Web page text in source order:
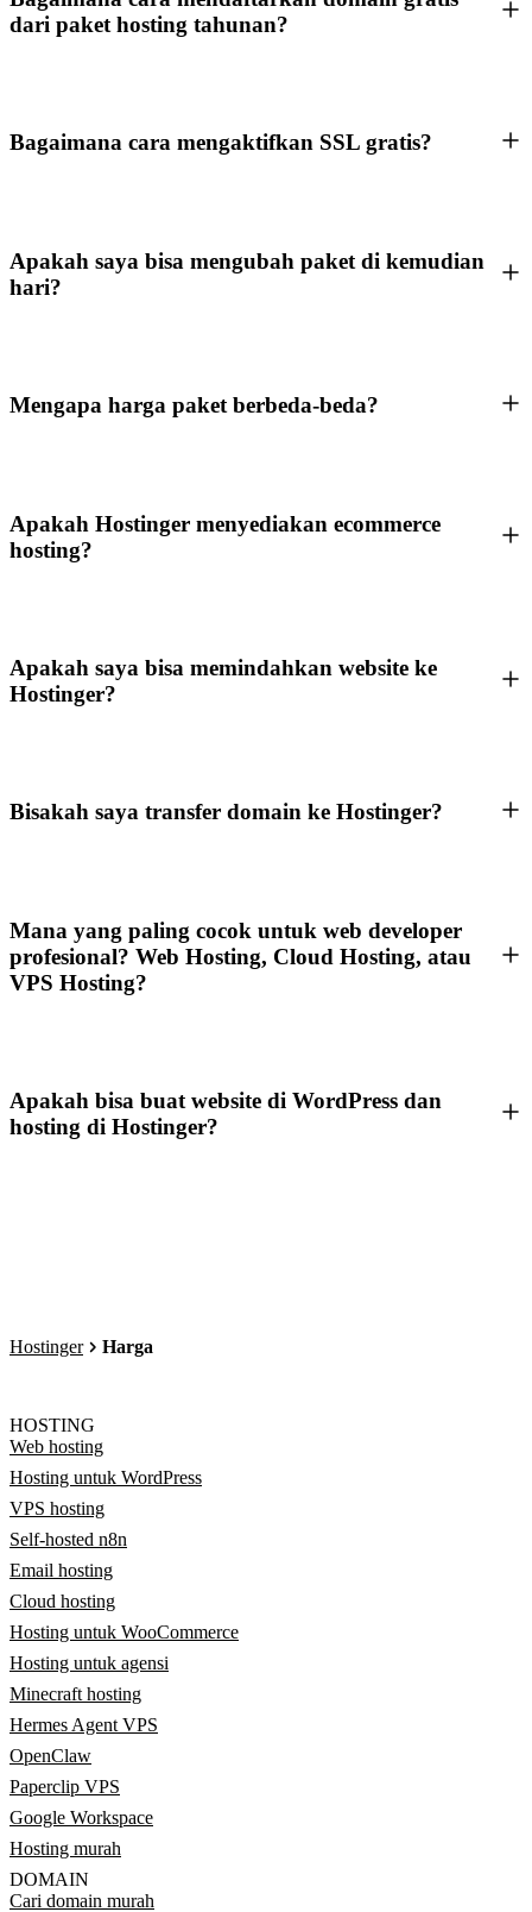
dari paket hosting tahunan?
Bagaimana cara mengaktifkan SSL gratis?
Apakah saya bisa mengubah paket di kemudian
hari?
Mengapa harga paket berbeda-beda?
Apakah Hostinger menyediakan ecommerce
hosting?
Apakah saya bisa memindahkan website ke
Hostinger?
Bisakah saya transfer domain ke Hostinger?
Mana yang paling cocok untuk web developer
profesional? Web Hosting, Cloud Hosting, atau
VPS Hosting?
Apakah bisa buat website di WordPress dan
hosting di Hostinger?
Hostinger Harga
HOSTING
Web hosting
Hosting untuk WordPress
VPS hosting
Self-hosted n8n
Email hosting
Cloud hosting
Hosting untuk WooCommerce
Hosting untuk agensi
Minecraft hosting
Hermes Agent VPS
OpenClaw
Paperclip VPS
Google Workspace
Hosting murah
DOMAIN
Cari domain murah